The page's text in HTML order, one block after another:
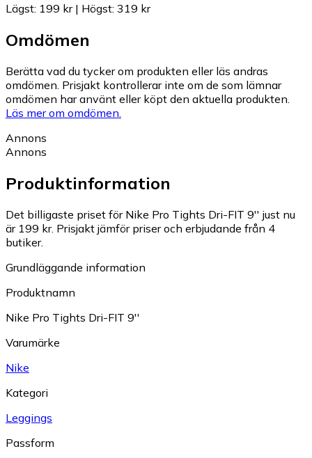
Lägst: 199 kr| Högst: 319 kr
Omdömen
Berätta vad du tycker om produkten eller läs andras
omdömen. Prisjakt kontrollerar inte om de som lämnar
omdömen har använt eller köpt den aktuella produkten.
Läs mer om omdömen.
Annons
Annons
Produktinformation
Det billigaste priset för Nike Pro Tights Dri-FIT 9'' just nu
är 199 kr. Prisjakt jämför priser och erbjudande från 4
butiker.
Grundläggande information
Produktnamn
Nike Pro Tights Dri-FIT 9''
Varumärke
Nike
Kategori
Leggings
Passform